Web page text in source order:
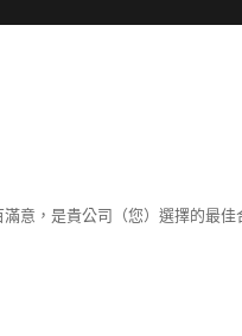
，是貴公司（您）選擇的最